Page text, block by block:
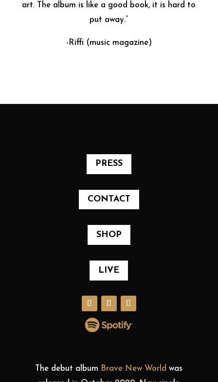
art. The album is like a good book, it is hard to
put away.”
-Riffi (music magazine)
PRESS
CONTACT
SHOP
LIVE
The debut album Brave New World was